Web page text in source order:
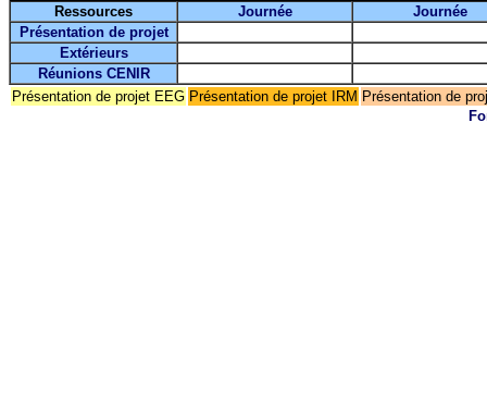
Ressources
Journée
Journée
Présentation de projet
Extérieurs
Réunions CENIR
Présentation de projet EEG Présentation de projet IRM Présentation de